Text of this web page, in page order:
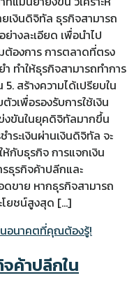
เงินดิจิทัล ธุรกิจสามารถ
างละเอียด เพื่อนำไป
ต้องการ การตลาดที่ตรง
ทำให้ธุรกิจสามารถทำการ
สร้างความได้เปรียบใน
เพื่อรองรับการใช้เงิน
งขันในยุคดิจิทัลมากขึ้น
ระเงินผ่านเงินดิจิทัล จะ
กับธุรกิจ การแจกเงิน
ธุรกิจค้าปลีกและ
ดขาย หากธุรกิจสามารถ
โยชน์สูงสุด […]
จค้าปลีกใน